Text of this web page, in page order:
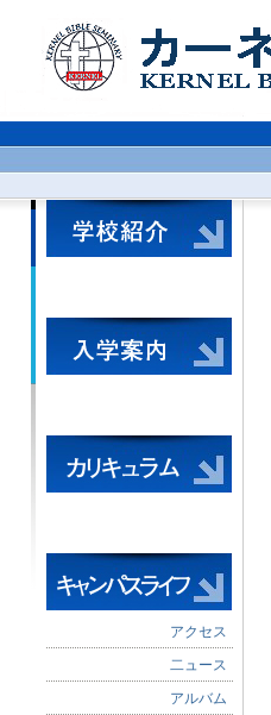
アクセス
二ュース
アルバム